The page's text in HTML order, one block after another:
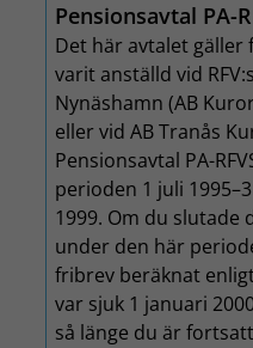
Pensionsavtal PA-
Det här avtalet gäller
varit anställd vid
Nynäshamn (AB
eller vid AB Tranås
Pensionsavtal PA-
perioden 1 juli
1999. Om du slutade
under den här
fribrev beräknat enligt
var sjuk 1 januari
så länge du är